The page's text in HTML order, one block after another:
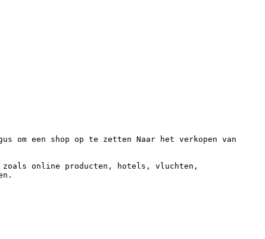
om een shop op te zetten Naar het verkopen van
zoals online producten, hotels, vluchten,